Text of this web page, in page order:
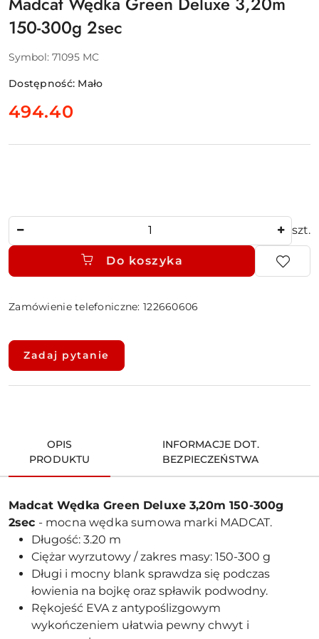
150-300g 2sec
Symbol: 71095 MC
Dostępność: Mało
cena:
494.40
szt.
Do koszyka
Zamówienie telefoniczne: 122660606
Dostępność
dostawa
Zadaj pytanie
OPIS
PRODUKTU
INFORMACJE DOT.
BEZPIECZEŃSTWA
Madcat Wędka Green Deluxe 3,20m 150-300g
2sec - mocna wędka sumowa marki MADCAT.
Długość: 3.20 m
Ciężar wyrzutowy / zakres masy: 150-300 g
Długi i mocny blank sprawdza się podczas
łowienia na bojkę oraz spławik podwodny.
Rękojeść EVA z antypoślizgowym
wykończeniem ułatwia pewny chwyt i